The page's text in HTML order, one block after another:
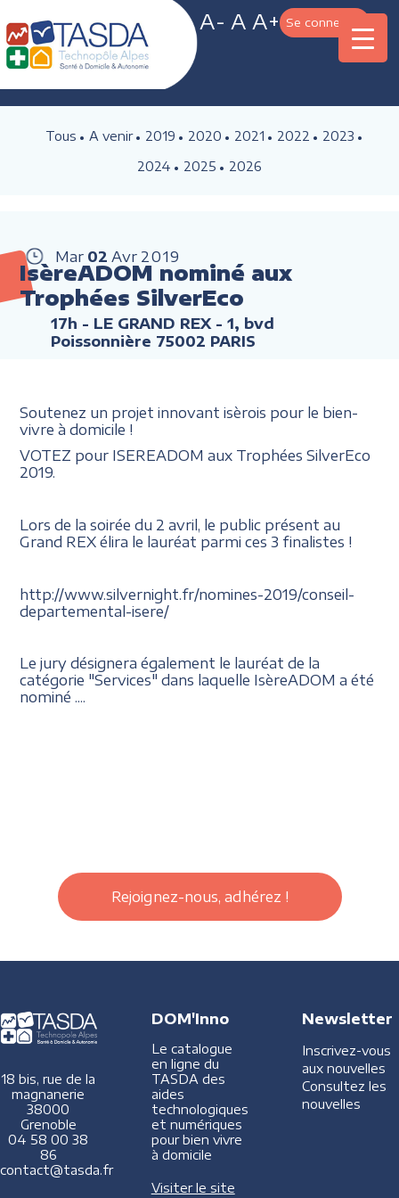
A- A A+ Se connecter
Tous A venir 2019 2020 2021 2022
2023
2024
2025 2026
Mar 02 Avr 2019
IsèreADOM nominé aux
Trophées SilverEco
17h - LE GRAND REX - 1, bvd
Poissonnière 75002 PARIS
Soutenez un projet innovant isèrois pour le bien-
vivre à domicile !
VOTEZ pour ISEREADOM aux Trophées SilverEco
2019.
Lors de la soirée du 2 avril, le public présent au
Grand REX élira le lauréat parmi ces 3 finalistes !
http://www.silvernight.fr/nomines-2019/conseil-
departemental-isere/
Le jury désignera également le lauréat de la
catégorie "Services" dans laquelle IsèreADOM a été
nominé ....
Rejoignez-nous, adhérez !
18 bis, rue de la
magnanerie
38000
Grenoble
04 58 00 38
86
contact@tasda.fr
DOM'Inno
Le catalogue
en ligne du
TASDA des
aides
technologiques
et numériques
pour bien vivre
à domicile
Visiter le site
Newsletter
Inscrivez-vous
aux nouvelles
Consultez les
nouvelles